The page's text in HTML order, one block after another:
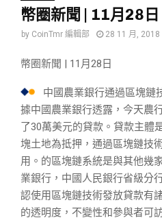
幣圈新聞 | 11月28日
by CoinTmr 編輯部 28 11 月, 2018
幣圈新聞 | 11月28日
中國農業銀行通過區塊鏈
據中國農業銀行透露，今天農
了30萬美元的貸款。貸款主體
塊土地為抵押，通過區塊鏈技
用。的區塊鏈系統是與其他幾
業銀行，中國人民銀行省級分
認使用區塊鏈技術發放貸款有
的透明度，不變性和參與者可